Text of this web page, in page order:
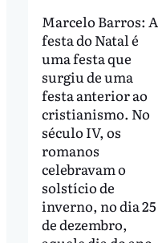
Marcelo Barros: A
festa do Natal é
uma festa que
surgiu de uma
festa anterior ao
cristianismo. No
século IV, os
romanos
celebravam o
solstício de
inverno, no dia 25
de dezembro,